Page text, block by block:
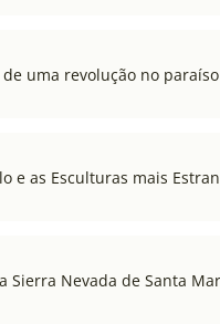
uma revolução no
e as Esculturas mais
Sierra Nevada de Santa